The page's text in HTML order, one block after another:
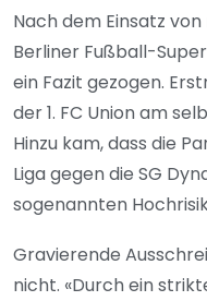
Nach dem Einsatz
Berliner Fußball-
ein Fazit gezogen.
der 1. FC Union am
Hinzu kam, dass die
Liga gegen die SG
sogenannten
Gravierende
nicht. «Durch ein